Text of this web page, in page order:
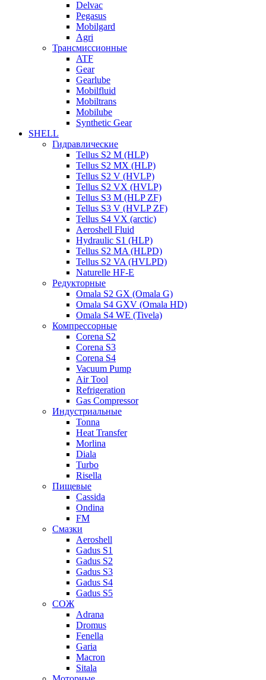
Delvac
Pegasus
Mobilgard
Agri
Трансмиссионные
ATF
Gear
Gearlube
Mobilfluid
Mobiltrans
Mobilube
Synthetic Gear
SHELL
Гидравлические
Tellus S2 M (HLP)
Tellus S2 MХ (HLP)
Tellus S2 V (HVLP)
Tellus S2 VX (HVLP)
Tellus S3 M (HLP ZF)
Tellus S3 V (HVLP ZF)
Tellus S4 VX (arctic)
Aeroshell Fluid
Hydraulic S1 (HLP)
Tellus S2 MA (HLPD)
Tellus S2 VA (HVLPD)
Naturelle HF-E
Редукторные
Omala S2 GX (Omala G)
Omala S4 GXV (Omala HD)
Omala S4 WE (Tivela)
Компрессорные
Corena S2
Corena S3
Corena S4
Vacuum Pump
Air Tool
Refrigeration
Gas Compressor
Индустриальные
Tonna
Heat Transfer
Morlina
Diala
Turbo
Risella
Пищевые
Cassida
Ondina
FM
Смазки
Aeroshell
Gadus S1
Gadus S2
Gadus S3
Gadus S4
Gadus S5
СОЖ
Adrana
Dromus
Fenella
Garia
Macron
Sitala